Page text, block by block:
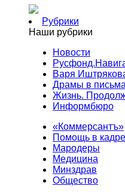
Рубрики
Наши рубрики
Новости
Варя
Драмы в
Жизнь.
Информбюро
«Коммерсантъ»
Помощь в кадре
Мародеры
Медицина
Минздрав
Общество